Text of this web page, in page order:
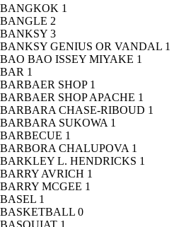
BANGKOK 1
BANGLE 2
BANKSY 3
BANKSY GENIUS OR VANDAL 1
BAO BAO ISSEY MIYAKE 1
BAR 1
BARBAER SHOP 1
BARBAER SHOP APACHE 1
BARBARA CHASE-RIBOUD 1
BARBARA SUKOWA 1
BARBECUE 1
BARBORA CHALUPOVA 1
BARKLEY L. HENDRICKS 1
BARRY AVRICH 1
BARRY MCGEE 1
BASEL 1
BASKETBALL 0
BASQUIAT 1